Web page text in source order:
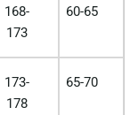
168-
173
60-65
173-
178
65-70